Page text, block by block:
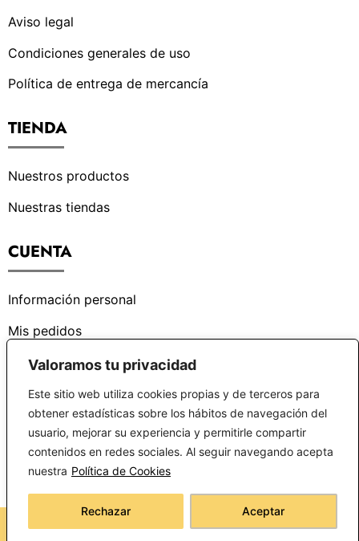
Valoramos tu privacidad
Este sitio web utiliza cookies propias y de terceros para
obtener estadísticas sobre los hábitos de navegación del
usuario, mejorar su experiencia y permitirle compartir
contenidos en redes sociales. Al seguir navegando acepta
nuestra Política de Cookies
Rechazar Aceptar
Aviso legal
Condiciones generales de uso
Política de entrega de mercancía
TIENDA
Nuestros productos
Nuestras tiendas
CUENTA
Información personal
Mis pedidos
¿PODEMOS AYUDARTE?
Centro de ayuda
Preguntas frecuentes
Copyright © 2026 latiendadealarcon.com